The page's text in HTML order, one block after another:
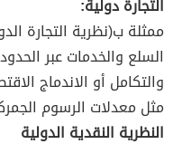
التجارة دولية:
ممثلة ب(نظرية التجارة
السلع والخدمات عبر
والتكامل أو الاندماج
مثل معدلات الرسوم
النظرية النقدية الدولية